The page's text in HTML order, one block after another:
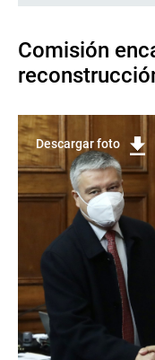
Comisión
Descargar foto